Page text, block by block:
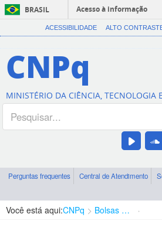
BRASIL
Acesso à informação
ACESSIBILIDADE ALTO
CNPq
MINISTÉRIO DA CIÊNCIA, TECNOLOGIA
Perguntas frequentes Central de Atendimento
Você está aqui:CNPq Bolsas e Auxílios Vigentes